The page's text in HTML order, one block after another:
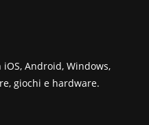
Android, Windows,
giochi e hardware.